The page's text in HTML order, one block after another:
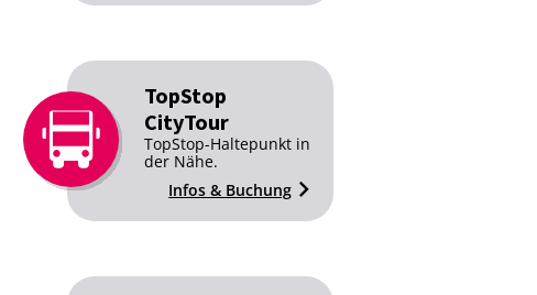
TopStop
CityTour
TopStop-Haltepunkt in
der Nähe.
Infos & Buchung